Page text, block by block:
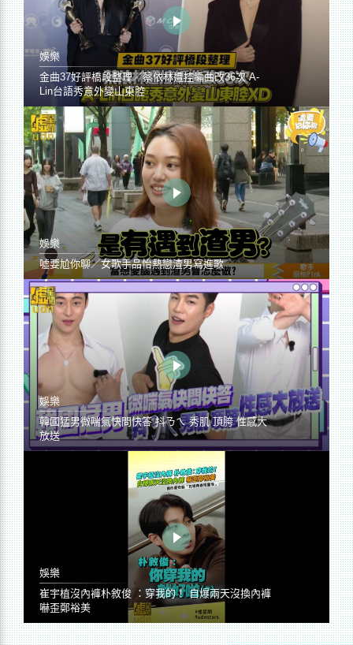
娛樂
金曲37好評橋段整理／蔡依林遭控編曲改36次 A-
Lin台語秀意外變山東腔
娛樂
噓要尬你聊／女歌手品怡熱戀渣男寫進歌
娛樂
韓國猛男微喘氣快問快答 抖ㄋㄟ 秀肌 頂胯 性感大
放送
娛樂
崔宇植沒內褲朴敘俊 ：穿我的！ 自爆兩天沒換內褲
嚇歪鄭裕美